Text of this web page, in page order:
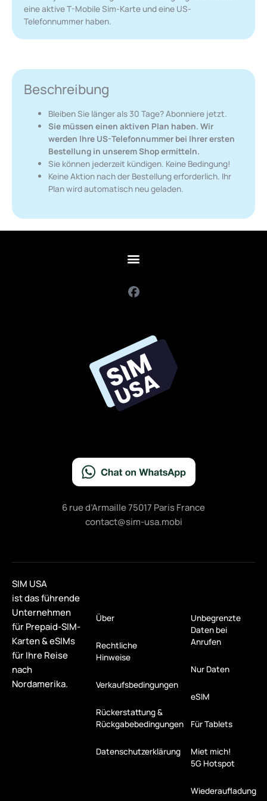
eine aktive T-Mobile Sim-Karte und eine US-
Telefonnummer haben.
Beschreibung
Bleiben Sie länger als 30 Tage? Abonniere jetzt.
Sie müssen einen aktiven Plan haben. Wir
werden Ihre US-Telefonnummer bei Ihrer ersten
Bestellung in unserem Shop ermitteln.
Sie können jederzeit kündigen. Keine Bedingung!
Keine Aktion nach der Bestellung erforderlich. Ihr
Plan wird automatisch neu geladen.
F
a
o
o
k
6 rue d’Armaille 75017 Paris France
contact@sim-usa.mobi
SIM USA
ist das führende
Unternehmen
für Prepaid-SIM-
Karten & eSIMs
für Ihre Reise
nach
Nordamerika.
Über
Rechtliche
Hinweise
Verkaufsbedingungen
Rückerstattung &
Rückgabebedingungen
Datenschutzerklärung
Unbegrenzte
Daten bei
Anrufen
Nur Daten
eSIM
Für Tablets
Miet mich!
5G Hotspot
Wiederaufladung